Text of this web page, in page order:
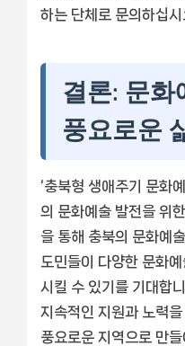
하는 단체로 문의하십시
결론: 문화
풍요로운
‘충북형 생애주기 문화
의 문화예술 발전을 위
을 통해 충북의 문화예
도민들이 다양한 문화
시킬 수 있기를 기대합
지속적인 지원과 노력
풍요로운 지역으로 만